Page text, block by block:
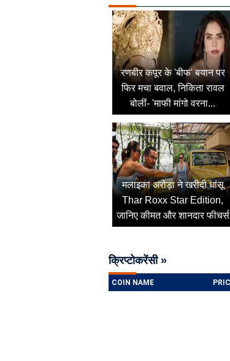
रणबीर कपूर के 'बीफ' बयान पर
फिर मचा बवाल, निकिता रावल
बोलीं- 'माफी मांगो वरना...
मलाइका अरोड़ा ने खरीदी धांसू
Thar Roxx Star Edition,
जानिए कीमत और शानदार फीचर्स
क्रिप्टोकरेंसी »